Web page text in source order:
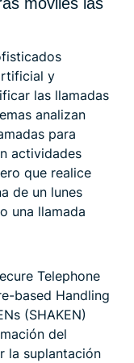
móviles las
y
las llamadas
analizan
para
actividades
que realice
de un lunes
una llamada
Telephone
based Handling
(SHAKEN)
del
la suplantación